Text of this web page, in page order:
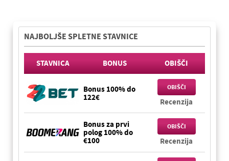
NAJBOLJŠE SPLETNE STAVNICE
STAVNICA BONUS OBIŠČI
Bonus 100% do
122€
OBIŠČI
Recenzija
Bonus za prvi
polog 100% do
€100
OBIŠČI
Recenzija